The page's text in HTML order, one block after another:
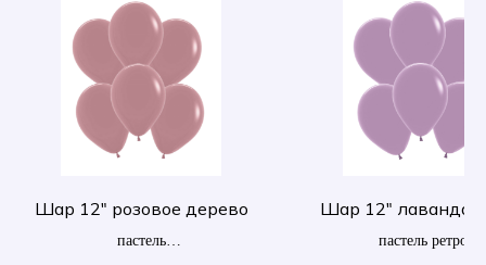
Шар 12" розовое дерево
пастель
Шар 12" лаванда
пастель ретро